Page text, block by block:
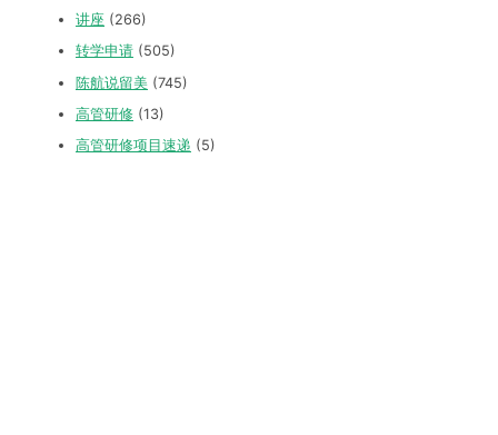
讲座 (266)
转学申请 (505)
陈航说留美 (745)
高管研修 (13)
高管研修项目速递 (5)